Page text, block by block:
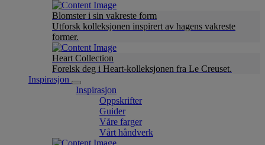
Blomster i sin vakreste form
Utforsk kolleksjonen inspirert av hagens vakreste
former.
Heart Collection
Forelsk deg i Heart-kolleksjonen fra Le Creuset.
Inspirasjon
Inspirasjon
Oppskrifter
Guider
Våre farger
Vårt håndverk